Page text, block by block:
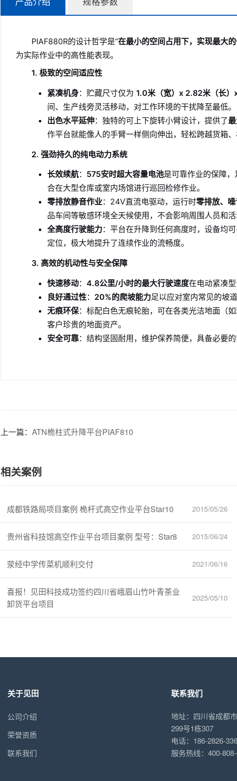
产品介绍 规格参数
PIAF880R的设计哲学是“在最小的空间占用下，实现最大
为实际作业中的高性能表现。
1. 极致的空间适应性
紧凑机身：贮藏尺寸仅为 1.0米（宽）x 2.82米（长）
间、生产线旁灵活移动，对工作环境的干扰降至最低。
出色水平延伸：独特的可上下旋转小臂设计，提供了
作平台就能像人的手臂一样侧向伸出，轻松跨越货箱
2. 强劲持久的纯电动力系统
长效续航： 575安时超大容量电池是可靠作业的保障
合在大型仓库或室内场馆进行巡回检修作业。
零排放静音作业：24V直流电驱动，运行时零排放、
品车间等敏感环境全天候使用，不会影响周围人员和活
全高度行驶能力：平台在升降到任何高度时，设备均
定位，极大地提升了连续作业的流畅度。
3. 高效的机动性与安全保障
快速移动： 4.8公里/小时的最大行驶速度在电动紧凑
良好通过性： 20%的爬坡能力足以应对室内常见的坡
无痕环保：标配白色无痕轮胎，可在各类光洁地面（
客户珍贵的地面资产。
安全可靠：结构坚固耐用，维护保养简便，具备必要
上一篇： ATN桅柱式升降平台PIAF810
相关案例
成都铁路局项目案例 桅杆式高空作业平台Star10 2015/05/26
贵州省科技馆高空作业平台项目案例 型号：Star8 2015/06/24
荥经中学传菜机顺利交付 2021/06/16
喜报！见田科技成功签约四川省峨眉山竹叶青茶业
卸货平台项目
2025/05/10
关于见田
公司介绍
荣誉资质
联系我们
联系我们
地址：四川省成都
299号1栋307
电话：186-2826-
服务热线：400-